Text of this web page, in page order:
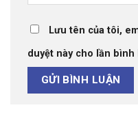
Lưu tên của tôi,
duyệt này cho lần